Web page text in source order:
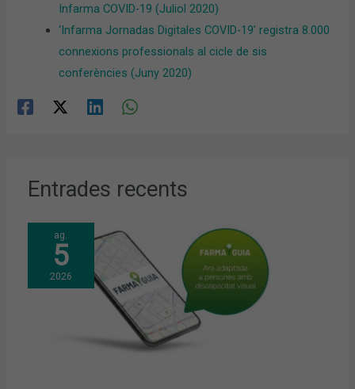
Infarma COVID-19 (Juliol 2020)
‘Infarma Jornadas Digitales COVID-19’ registra 8.000
connexions professionals al cicle de sis
conferències (Juny 2020)
Entrades recents
ag.
5
2026